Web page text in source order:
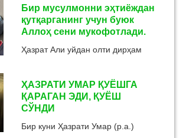
Бир мусулмонни эҳтиёждан
қутқарганинг учун буюк
Аллоҳ сени мукофотлади.
Ҳазрат Али уйдан олти дирҳам
кишининг келишмай турганини
кўрдилар. Бири қарзини қистар,
иккинч...
ҲАЗРАТИ УМАР ҚУЁШГА
ҚАРАГАН ЭДИ, ҚУЁШ
СЎНДИ
Бир куни Ҳазрати Умар (р.а.)